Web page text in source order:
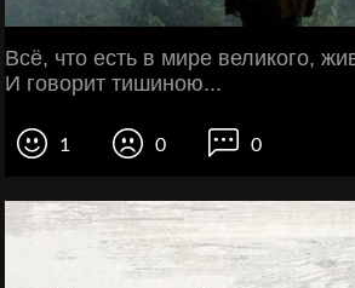
Всё, что есть в мире великого,
И говорит тишиною...
1 0 0